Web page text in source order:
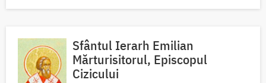
Sfântul Ierarh Emilian
Mărturisitorul, Episcopul
Cizicului